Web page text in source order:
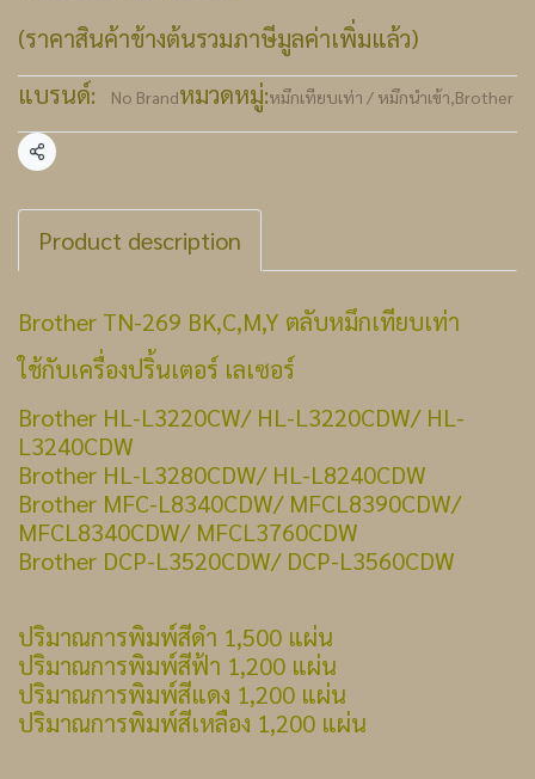
(ราคาสินค้าข้างต้นรวมภาษีมูลค่าเพิ่มแล้ว)
แบรนด์:
No Brandหมวดหมู่:หมึกเทียบเท่า / หมึกนำเข้า,Brother
แชร์
Product description
Brother TN-269 BK,C,M,Y ตลับหมึกเทียบเท่า
ใช้กับเครื่องปริ้นเตอร์ เลเซอร์
Brother HL-L3220CW/ HL-L3220CDW/ HL-
L3240CDW
Brother HL-L3280CDW/ HL-L8240CDW
Brother MFC-L8340CDW/ MFCL8390CDW/
MFCL8340CDW/ MFCL3760CDW
Brother DCP-L3520CDW/ DCP-L3560CDW
ปริมาณการพิมพ์สีดำ 1,500 แผ่น
ปริมาณการพิมพ์สีฟ้า 1,200 แผ่น
ปริมาณการพิมพ์สีแดง 1,200 แผ่น
ปริมาณการพิมพ์สีเหลือง 1,200 แผ่น